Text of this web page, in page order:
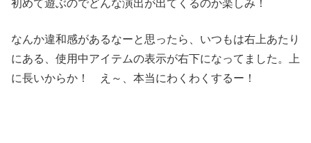
初めて遊ぶのでどんな演出が出てくるのか楽しみ！
なんか違和感があるなーと思ったら、いつもは右上あたり
にある、使用中アイテムの表示が右下になってました。上
に長いからか！ え～、本当にわくわくするー！